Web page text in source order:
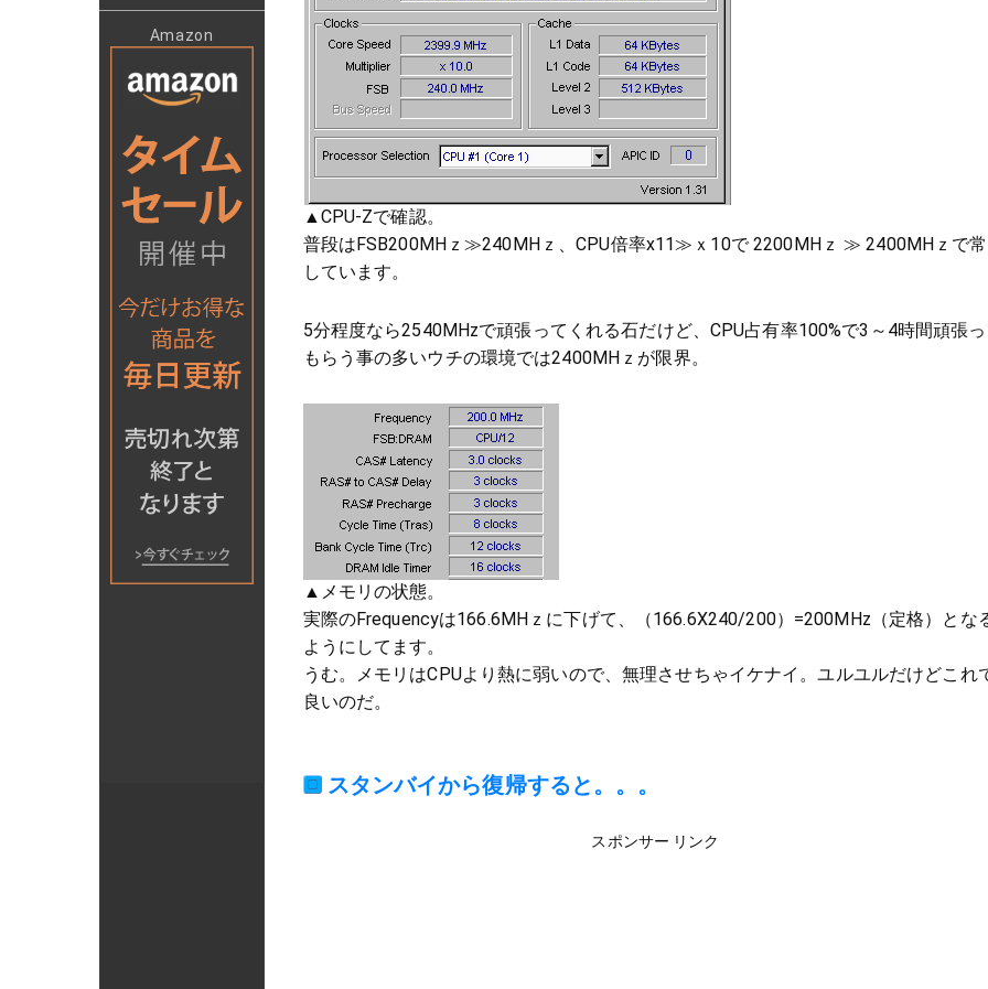
▲CPU-Zで確認。
普段はFSB200MHｚ≫240MHｚ、CPU倍率x11≫ｘ10で 2200MHｚ ≫ 2400MHｚで
しています。
5分程度なら2540MHzで頑張ってくれる石だけど、CPU占有率100%で3～4時間頑張
もらう事の多いウチの環境では2400MHｚが限界。
▲メモリの状態。
実際のFrequencyは166.6MHｚに下げて、（166.6X240/200）=200MHz（定格）とな
ようにしてます。
うむ。メモリはCPUより熱に弱いので、無理させちゃイケナイ。ユルユルだけどこれ
良いのだ。
スタンバイから復帰すると。。。
スポンサー リンク
Amazon